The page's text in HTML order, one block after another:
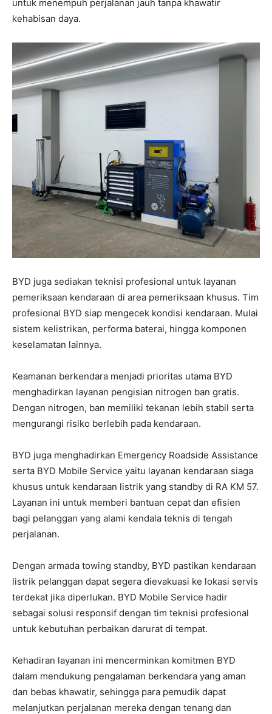
untuk menempuh perjalanan jauh tanpa khawatir
kehabisan daya.
BYD juga sediakan teknisi profesional untuk layanan
pemeriksaan kendaraan di area pemeriksaan khusus. Tim
profesional BYD siap mengecek kondisi kendaraan. Mulai
sistem kelistrikan, performa baterai, hingga komponen
keselamatan lainnya.
Keamanan berkendara menjadi prioritas utama BYD
menghadirkan layanan pengisian nitrogen ban gratis.
Dengan nitrogen, ban memiliki tekanan lebih stabil serta
mengurangi risiko berlebih pada kendaraan.
BYD juga menghadirkan Emergency Roadside Assistance
serta BYD Mobile Service yaitu layanan kendaraan siaga
khusus untuk kendaraan listrik yang standby di RA KM 57.
Layanan ini untuk memberi bantuan cepat dan efisien
bagi pelanggan yang alami kendala teknis di tengah
perjalanan.
Dengan armada towing standby, BYD pastikan kendaraan
listrik pelanggan dapat segera dievakuasi ke lokasi servis
terdekat jika diperlukan. BYD Mobile Service hadir
sebagai solusi responsif dengan tim teknisi profesional
untuk kebutuhan perbaikan darurat di tempat.
Kehadiran layanan ini mencerminkan komitmen BYD
dalam mendukung pengalaman berkendara yang aman
dan bebas khawatir, sehingga para pemudik dapat
melanjutkan perjalanan mereka dengan tenang dan